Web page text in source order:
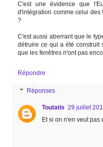
C'est une évidence que
d'intégration comme celui des
?
C'est aussi aberrant que le
détruire ce qui a été construit
que les fenêtres n'ont pas
Répondre
Réponses
Toutatis 29 juillet
Et si on n'en veut pas